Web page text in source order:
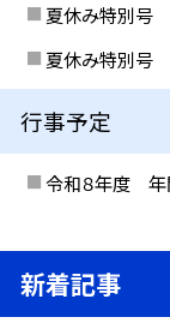
夏休み特別号
夏休み特別号
行事予定
令和８年度 年
新着記事